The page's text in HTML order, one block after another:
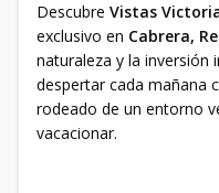
Descubre Vistas
exclusivo en Cabrera,
naturaleza y la inversión
despertar cada mañana
rodeado de un entorno
vacacionar.